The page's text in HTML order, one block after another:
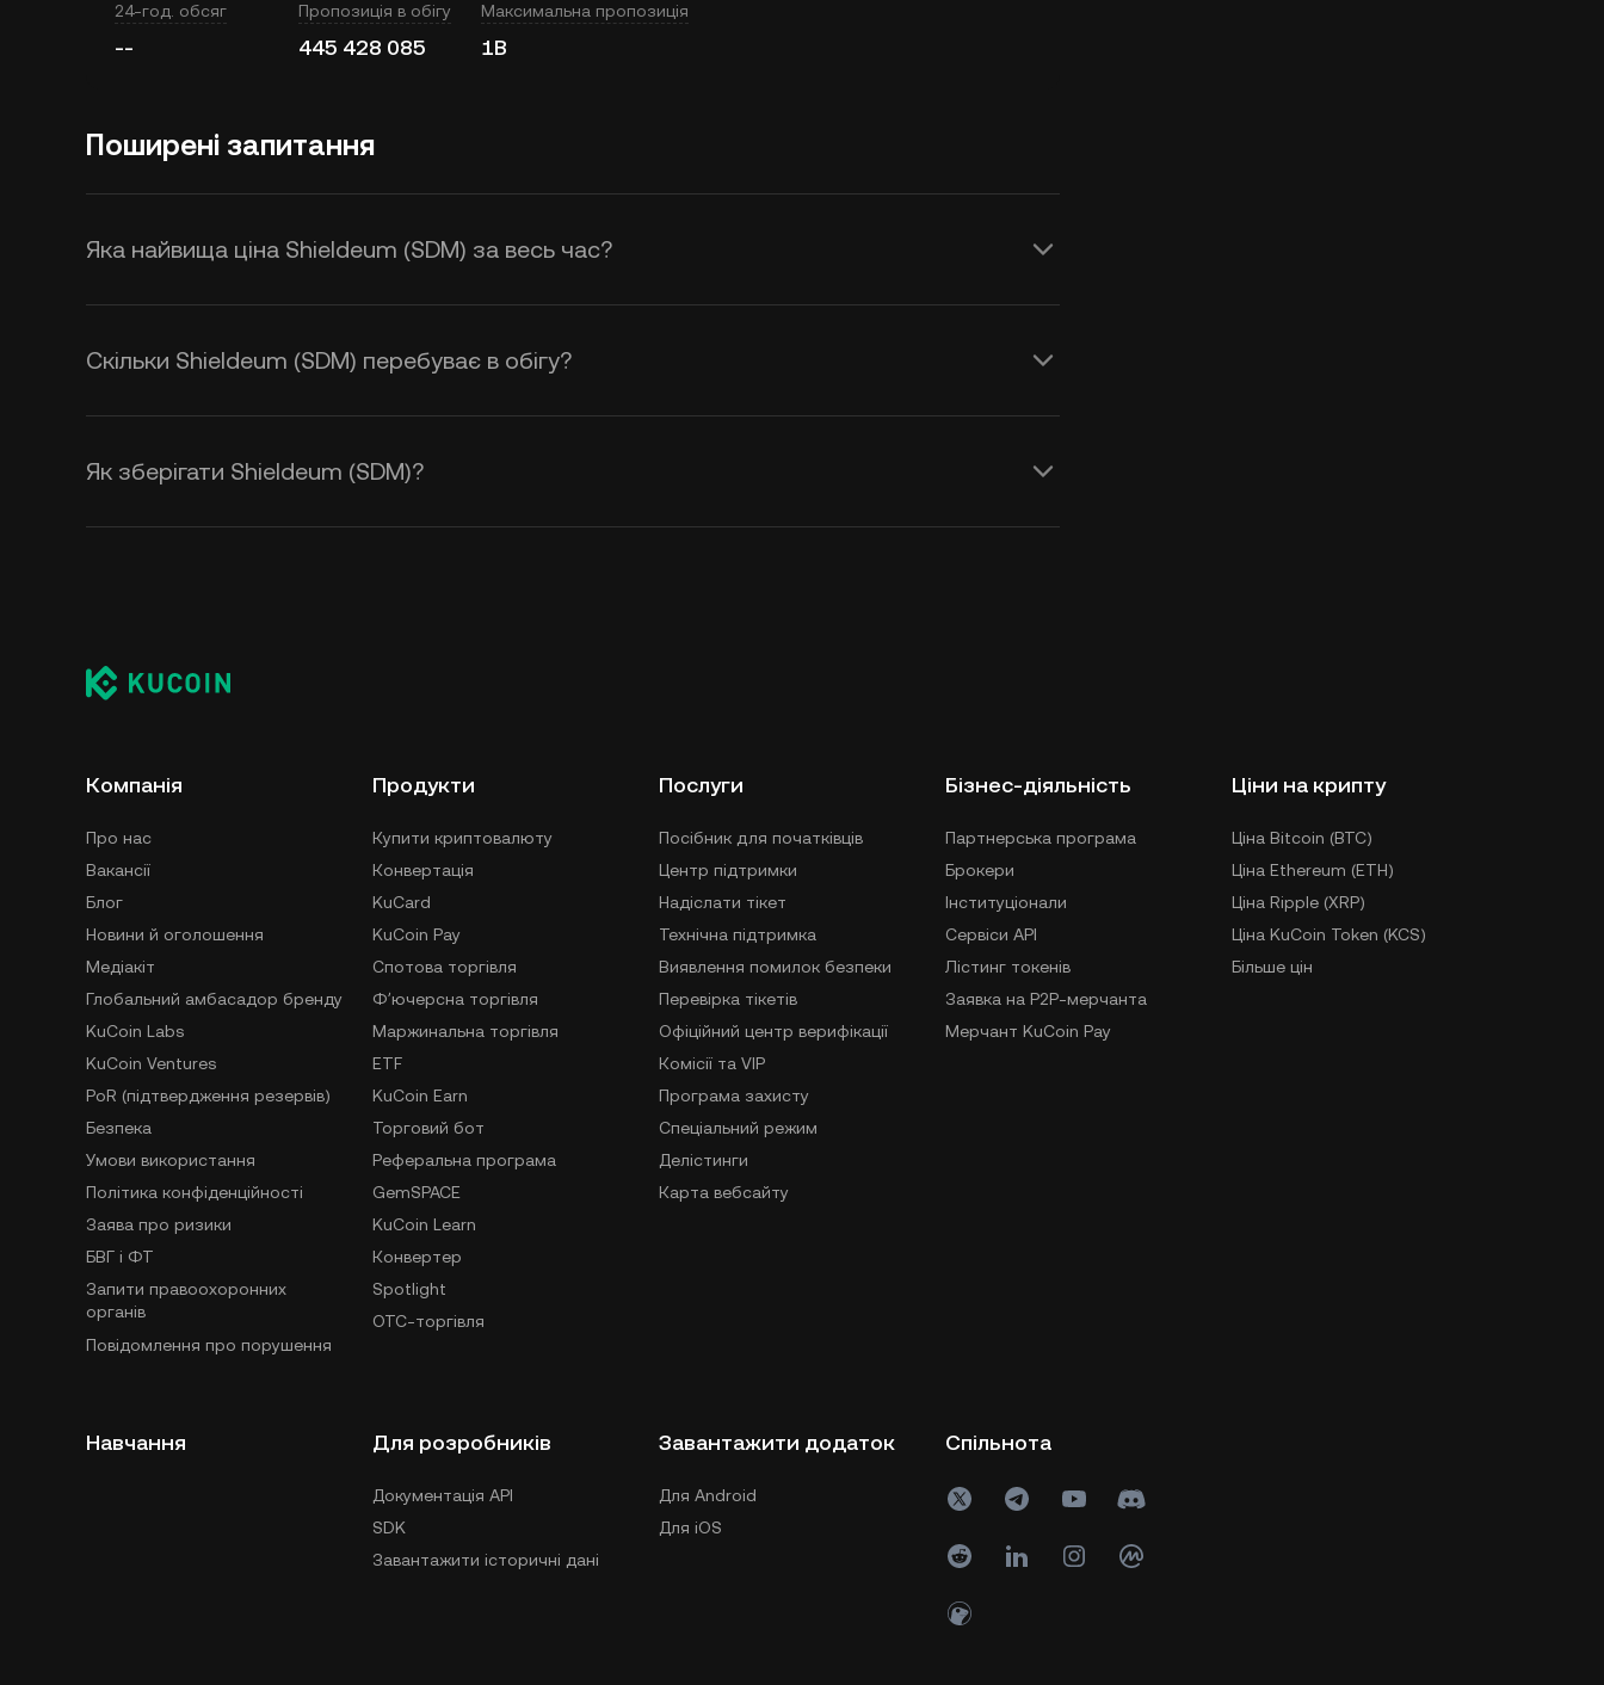
24-год. обсяг
--
Пропозиція в обігу
445 428 085
Максимальна пропозиція
1B
Поширені запитання
Яка найвища ціна Shieldeum (SDM) за весь час?
Скільки Shieldeum (SDM) перебуває в обігу?
Як зберігати Shieldeum (SDM)?
Компанія
Про нас
Вакансії
Блог
Новини й оголошення
Медіакіт
Глобальний амбасадор бренду
KuCoin Labs
KuCoin Ventures
PoR (підтвердження резервів)
Безпека
Умови використання
Політика конфіденційності
Заява про ризики
БВГ і ФТ
Запити правоохоронних
органів
Повідомлення про порушення
Продукти
Купити криптовалюту
Конвертація
KuCard
KuCoin Pay
Спотова торгівля
Фʼючерсна торгівля
Маржинальна торгівля
ETF
KuCoin Earn
Торговий бот
Реферальна програма
GemSPACE
KuCoin Learn
Конвертер
Spotlight
OTC-торгівля
Послуги
Посібник для початківців
Центр підтримки
Надіслати тікет
Технічна підтримка
Виявлення помилок безпеки
Перевірка тікетів
Офіційний центр верифікації
Комісії та VIP
Програма захисту
Спеціальний режим
Делістинги
Карта вебсайту
Бізнес-діяльність
Партнерська програма
Брокери
Інституціонали
Сервіси API
Лістинг токенів
Заявка на P2P-мерчанта
Мерчант KuCoin Pay
Ціни на крипту
Ціна Bitcoin (BTC)
Ціна Ethereum (ETH)
Ціна Ripple (XRP)
Ціна KuCoin Token (KCS)
Більше цін
Навчання Для розробників
Документація API
SDK
Завантажити історичні дані
Завантажити додаток
Для Android
Для iOS
Спільнота